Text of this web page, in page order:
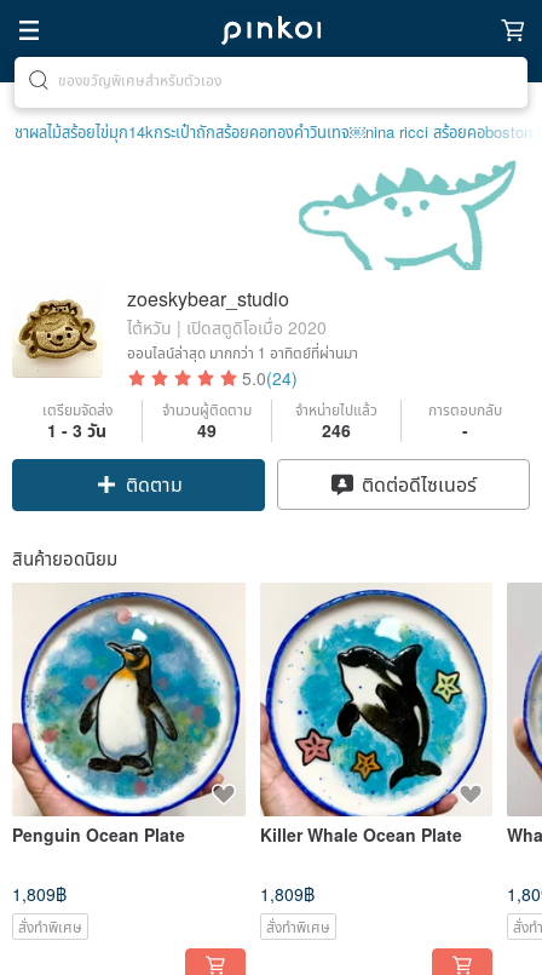
ตามหาไอเทมฮีลใจ
ชาผลไม้สร้อยไข่มุก14kกระเป๋าถักสร้อยคอทองคำวินเทจ￼nina ricci สร้อยคอboston
zoeskybear_studio
ไต้หวัน | เปิดสตูดิโอเมื่อ 2020
ออนไลน์ล่าสุด มากกว่า 1 อาทิตย์ที่ผ่านมา
5.0(24)
เตรียมจัดส่ง
1 - 3 วัน
จำนวนผู้ติดตาม
49
จำหน่ายไปแล้ว
246
การตอบกลับ
-
ติดตาม ติดต่อดีไซเนอร์
สินค้ายอดนิยม
Penguin Ocean Plate
1,809฿
สั่งทำพิเศษ
Killer Whale Ocean Plate
1,809฿
สั่งทำพิเศษ สั่งท